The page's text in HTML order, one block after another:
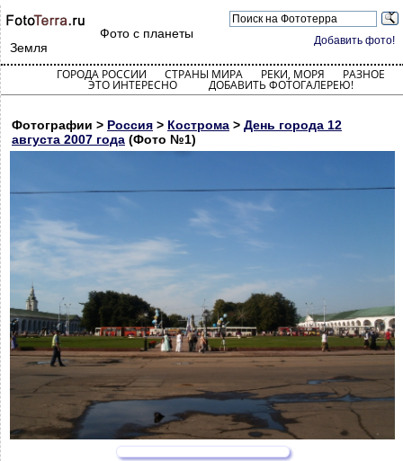
Добавить фото!
Фото с планеты
Земля
ГОРОДА РОССИИ СТРАНЫ МИРА РЕКИ, МОРЯ РАЗНОЕ
ЭТО ИНТЕРЕСНО ДОБАВИТЬ ФОТОГАЛЕРЕЮ!
Фотографии > Россия > Кострома > День города 12
августа 2007 года (Фото №1)